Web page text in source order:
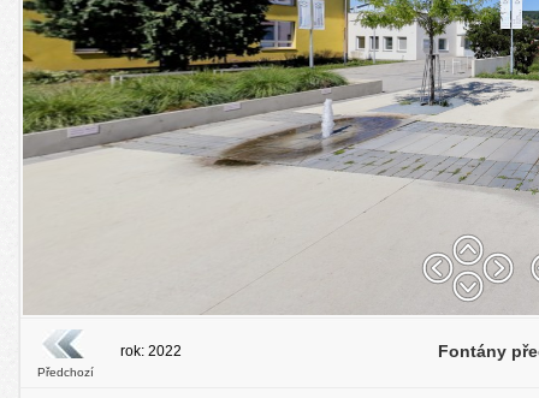
Předchozí
rok: 2022 Fontány